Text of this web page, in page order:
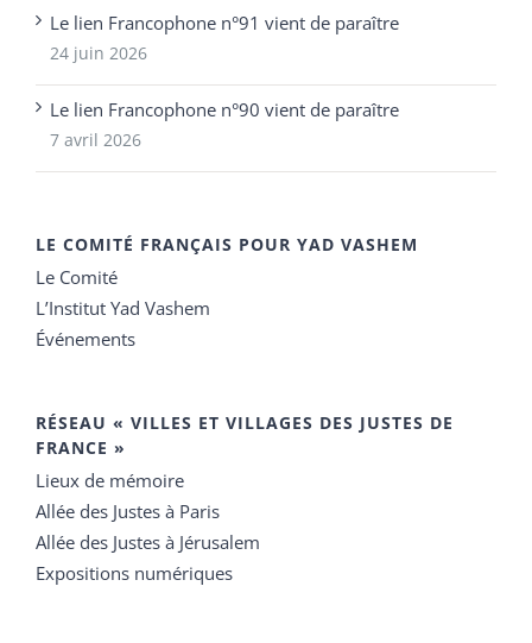
Le lien Francophone n°91 vient de paraître
24 juin 2026
Le lien Francophone n°90 vient de paraître
7 avril 2026
LE COMITÉ FRANÇAIS POUR YAD VASHEM
Le Comité
L’Institut Yad Vashem
Événements
RÉSEAU « VILLES ET VILLAGES DES JUSTES DE
FRANCE »
Lieux de mémoire
Allée des Justes à Paris
Allée des Justes à Jérusalem
Expositions numériques